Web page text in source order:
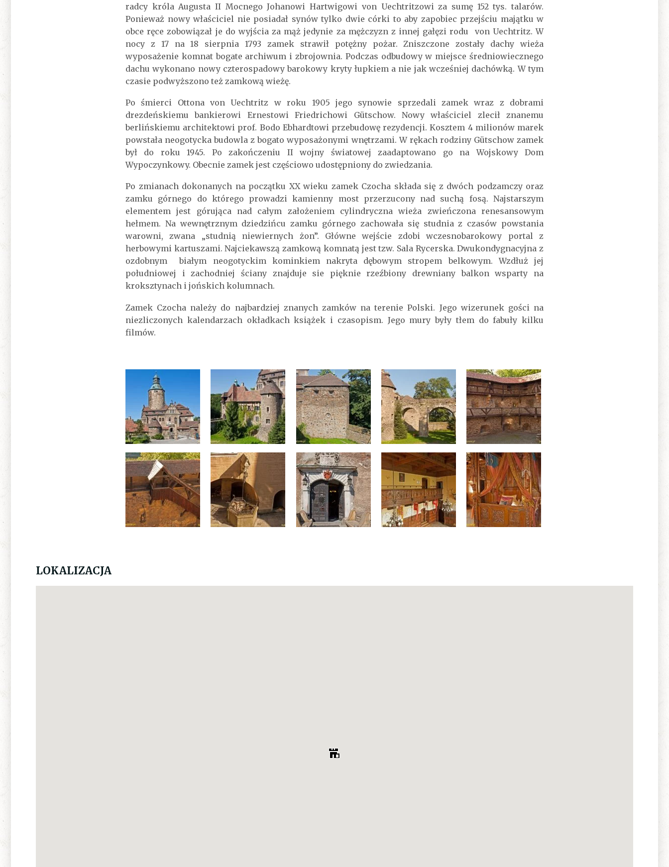
radcy króla Augusta II Mocnego Johanowi Hartwigowi von Uechtritzowi za sumę 152 tys. talarów.
Ponieważ nowy właściciel nie posiadał synów tylko dwie córki to aby zapobiec przejściu majątku w
obce ręce zobowiązał je do wyjścia za mąż jedynie za mężczyzn z innej gałęzi rodu von Uechtritz. W
nocy z 17 na 18 sierpnia 1793 zamek strawił potężny pożar. Zniszczone zostały dachy wieża
wyposażenie komnat bogate archiwum i zbrojownia. Podczas odbudowy w miejsce średniowiecznego
dachu wykonano nowy czterospadowy barokowy kryty łupkiem a nie jak wcześniej dachówką. W tym
czasie podwyższono też zamkową wieżę.
Po śmierci Ottona von Uechtritz w roku 1905 jego synowie sprzedali zamek wraz z dobrami
drezdeńskiemu bankierowi Ernestowi Friedrichowi Gütschow. Nowy właściciel zlecił znanemu
berlińskiemu architektowi prof. Bodo Ebhardtowi przebudowę rezydencji. Kosztem 4 milionów marek
powstała neogotycka budowla z bogato wyposażonymi wnętrzami. W rękach rodziny Gütschow zamek
był do roku 1945. Po zakończeniu II wojny światowej zaadaptowano go na Wojskowy Dom
Wypoczynkowy. Obecnie zamek jest częściowo udostępniony do zwiedzania.
Po zmianach dokonanych na początku XX wieku zamek Czocha składa się z dwóch podzamczy oraz
zamku górnego do którego prowadzi kamienny most przerzucony nad suchą fosą. Najstarszym
elementem jest górująca nad całym założeniem cylindryczna wieża zwieńczona renesansowym
hełmem. Na wewnętrznym dziedzińcu zamku górnego zachowała się studnia z czasów powstania
warowni, zwana „studnią niewiernych żon”. Główne wejście zdobi wczesnobarokowy portal z
herbowymi kartuszami. Najciekawszą zamkową komnatą jest tzw. Sala Rycerska. Dwukondygnacyjna z
ozdobnym białym neogotyckim kominkiem nakryta dębowym stropem belkowym. Wzdłuż jej
południowej i zachodniej ściany znajduje sie pięknie rzeźbiony drewniany balkon wsparty na
kroksztynach i jońskich kolumnach.
Zamek Czocha należy do najbardziej znanych zamków na terenie Polski. Jego wizerunek gości na
niezliczonych kalendarzach okładkach książek i czasopism. Jego mury były tłem do fabuły kilku
filmów.
LOKALIZACJA